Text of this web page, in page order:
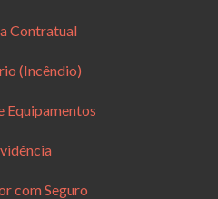
Contratual
(Incêndio)
Equipamentos
com Seguro